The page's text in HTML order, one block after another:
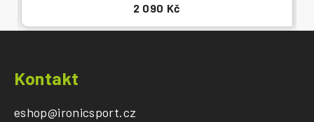
2 090 Kč
Kontakt
eshop@ironicsport.cz